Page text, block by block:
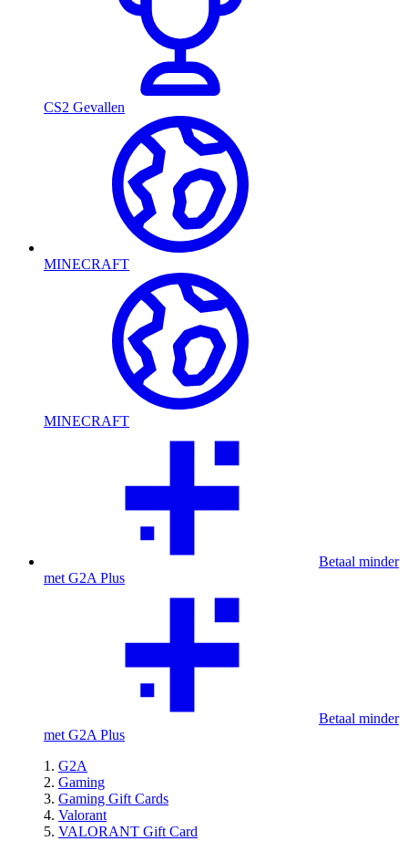
CS2 Gevallen
MINECRAFT
MINECRAFT
Betaal minder
met G2A Plus
Betaal minder
met G2A Plus
G2A
Gaming
Gaming Gift Cards
Valorant
VALORANT Gift Card